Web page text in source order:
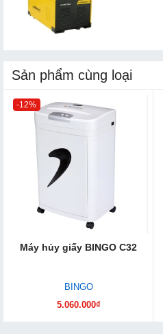
Sản phẩm cùng loại
-12%
Máy hủy giấy BINGO C32
BINGO
5.060.000₫